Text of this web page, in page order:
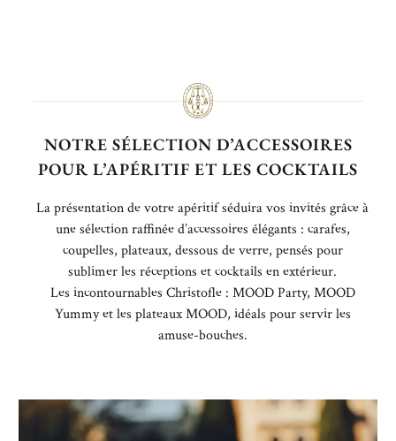
NOTRE SÉLECTION D’ACCESSOIRES
POUR L’APÉRITIF ET LES COCKTAILS
La présentation de votre apéritif séduira vos invités grâce à
une sélection raffinée d’accessoires élégants : carafes,
coupelles, plateaux, dessous de verre, pensés pour
sublimer les réceptions et cocktails en extérieur.
Les incontournables Christofle : MOOD Party, MOOD
Yummy et les plateaux MOOD, idéals pour servir les
amuse-bouches.